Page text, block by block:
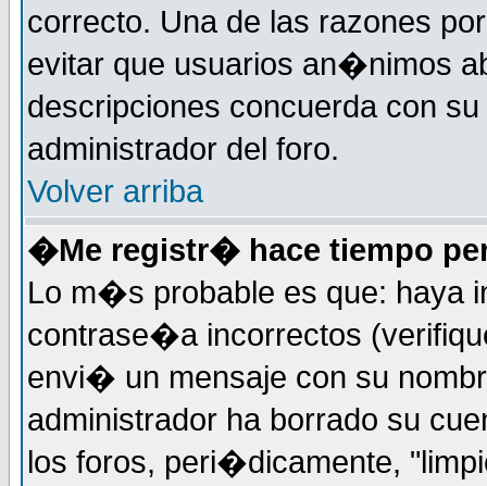
correcto. Una de las razones
evitar que usuarios an�nimos
descripciones concuerda con
administrador del foro.
Volver arriba
�Me registr� hace tiempo
Lo m�s probable es que: haya
contrase�a incorrectos
envi� un mensaje con su
administrador ha borrado su
los foros, peri�dicamente,